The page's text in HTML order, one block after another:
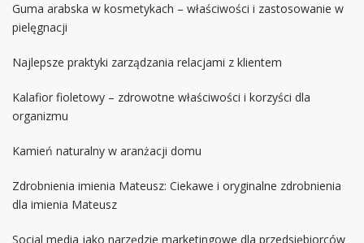
Guma arabska w kosmetykach – właściwości i zastosowanie w
pielęgnacji
Najlepsze praktyki zarządzania relacjami z klientem
Kalafior fioletowy – zdrowotne właściwości i korzyści dla
organizmu
Kamień naturalny w aranżacji domu
Zdrobnienia imienia Mateusz: Ciekawe i oryginalne zdrobnienia
dla imienia Mateusz
Social media jako narzędzie marketingowe dla przedsiębiorców